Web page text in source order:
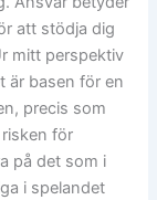
att stödja dig
mitt perspektiv
är basen för en
precis som
för
på det som i
i spelandet